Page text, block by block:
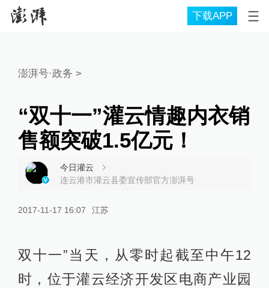
下载APP
澎湃号·政务 >
“双十一”灌云情趣内衣销
售额突破1.5亿元！
今日灌云
连云港市灌云县委宣传部官方澎湃号
2017-11-17 16:07 江苏
双十一”当天，从零时起截至中午12
时，位于灌云经济开发区电商产业园